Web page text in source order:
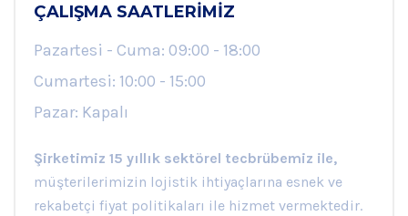
ÇALIŞMA SAATLERIMIZ
Pazartesi - Cuma: 09:00 - 18:00
Cumartesi: 10:00 - 15:00
Pazar: Kapalı
Şirketimiz 15 yıllık sektörel tecbrübemiz ile,
müşterilerimizin lojistik ihtiyaçlarına esnek ve
rekabetçi fiyat politikaları ile hizmet vermektedir.